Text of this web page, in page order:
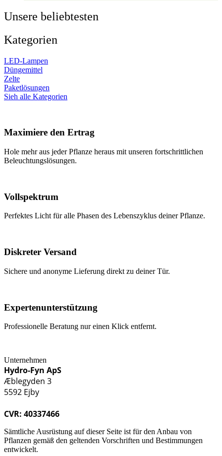
Unsere beliebtesten
Kategorien
LED-Lampen
Düngemittel
Zelte
Paketlösungen
Sieh alle Kategorien
Maximiere den Ertrag
Hole mehr aus jeder Pflanze heraus mit unseren fortschrittlichen
Beleuchtungslösungen.
Vollspektrum
Perfektes Licht für alle Phasen des Lebenszyklus deiner Pflanze.
Diskreter Versand
Sichere und anonyme Lieferung direkt zu deiner Tür.
Expertenunterstützung
Professionelle Beratung nur einen Klick entfernt.
Unternehmen
Hydro-Fyn ApS
Æblegyden 3
5592 Ejby
CVR: 40337466
Sämtliche Ausrüstung auf dieser Seite ist für den Anbau von
Pflanzen gemäß den geltenden Vorschriften und Bestimmungen
entwickelt.